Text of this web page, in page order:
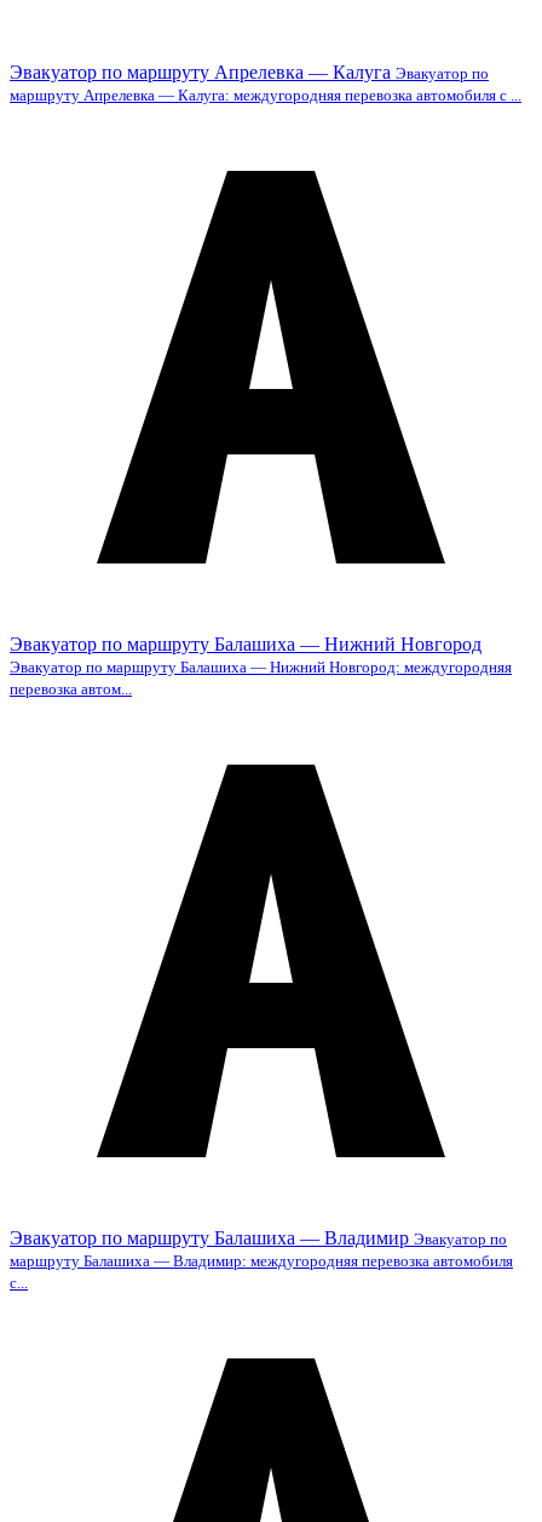
Эвакуатор по маршруту Апрелевка — Калуга Эвакуатор по
маршруту Апрелевка — Калуга: междугородняя перевозка автомобиля с ...
Эвакуатор по маршруту Балашиха — Нижний Новгород
Эвакуатор по маршруту Балашиха — Нижний Новгород: междугородняя
перевозка автом...
Эвакуатор по маршруту Балашиха — Владимир Эвакуатор по
маршруту Балашиха — Владимир: междугородняя перевозка автомобиля
с...